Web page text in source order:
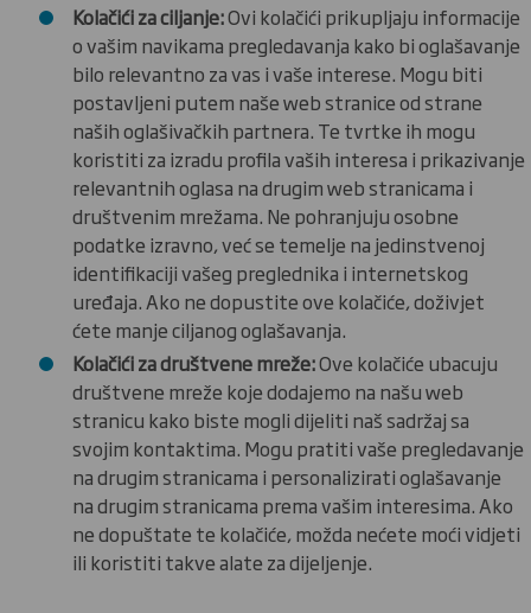
Kolačići za ciljanje:Ovi kolačići prikupljaju informacije
o vašim navikama pregledavanja kako bi oglašavanje
bilo relevantno za vas i vaše interese. Mogu biti
postavljeni putem naše web stranice od strane
naših oglašivačkih partnera. Te tvrtke ih mogu
koristiti za izradu profila vaših interesa i prikazivanje
relevantnih oglasa na drugim web stranicama i
društvenim mrežama. Ne pohranjuju osobne
podatke izravno, već se temelje na jedinstvenoj
identifikaciji vašeg preglednika i internetskog
uređaja. Ako ne dopustite ove kolačiće, doživjet
ćete manje ciljanog oglašavanja.
Kolačići za društvene mreže:Ove kolačiće ubacuju
društvene mreže koje dodajemo na našu web
stranicu kako biste mogli dijeliti naš sadržaj sa
svojim kontaktima. Mogu pratiti vaše pregledavanje
na drugim stranicama i personalizirati oglašavanje
na drugim stranicama prema vašim interesima. Ako
ne dopuštate te kolačiće, možda nećete moći vidjeti
ili koristiti takve alate za dijeljenje.